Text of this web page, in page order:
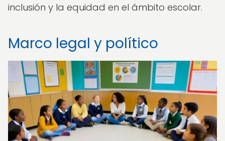
inclusión y la equidad en el ámbito escolar.
Marco legal y político